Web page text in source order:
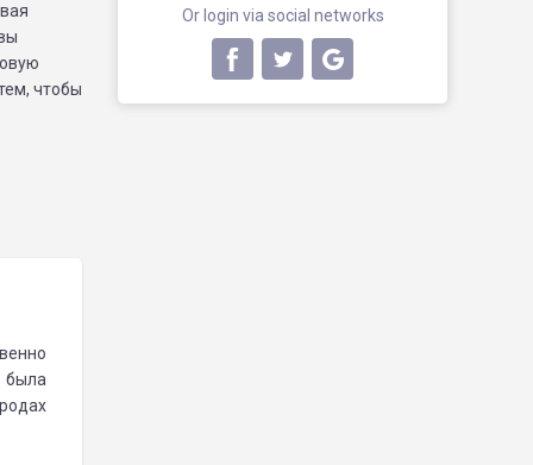
Or login via social networks
чтобы
была